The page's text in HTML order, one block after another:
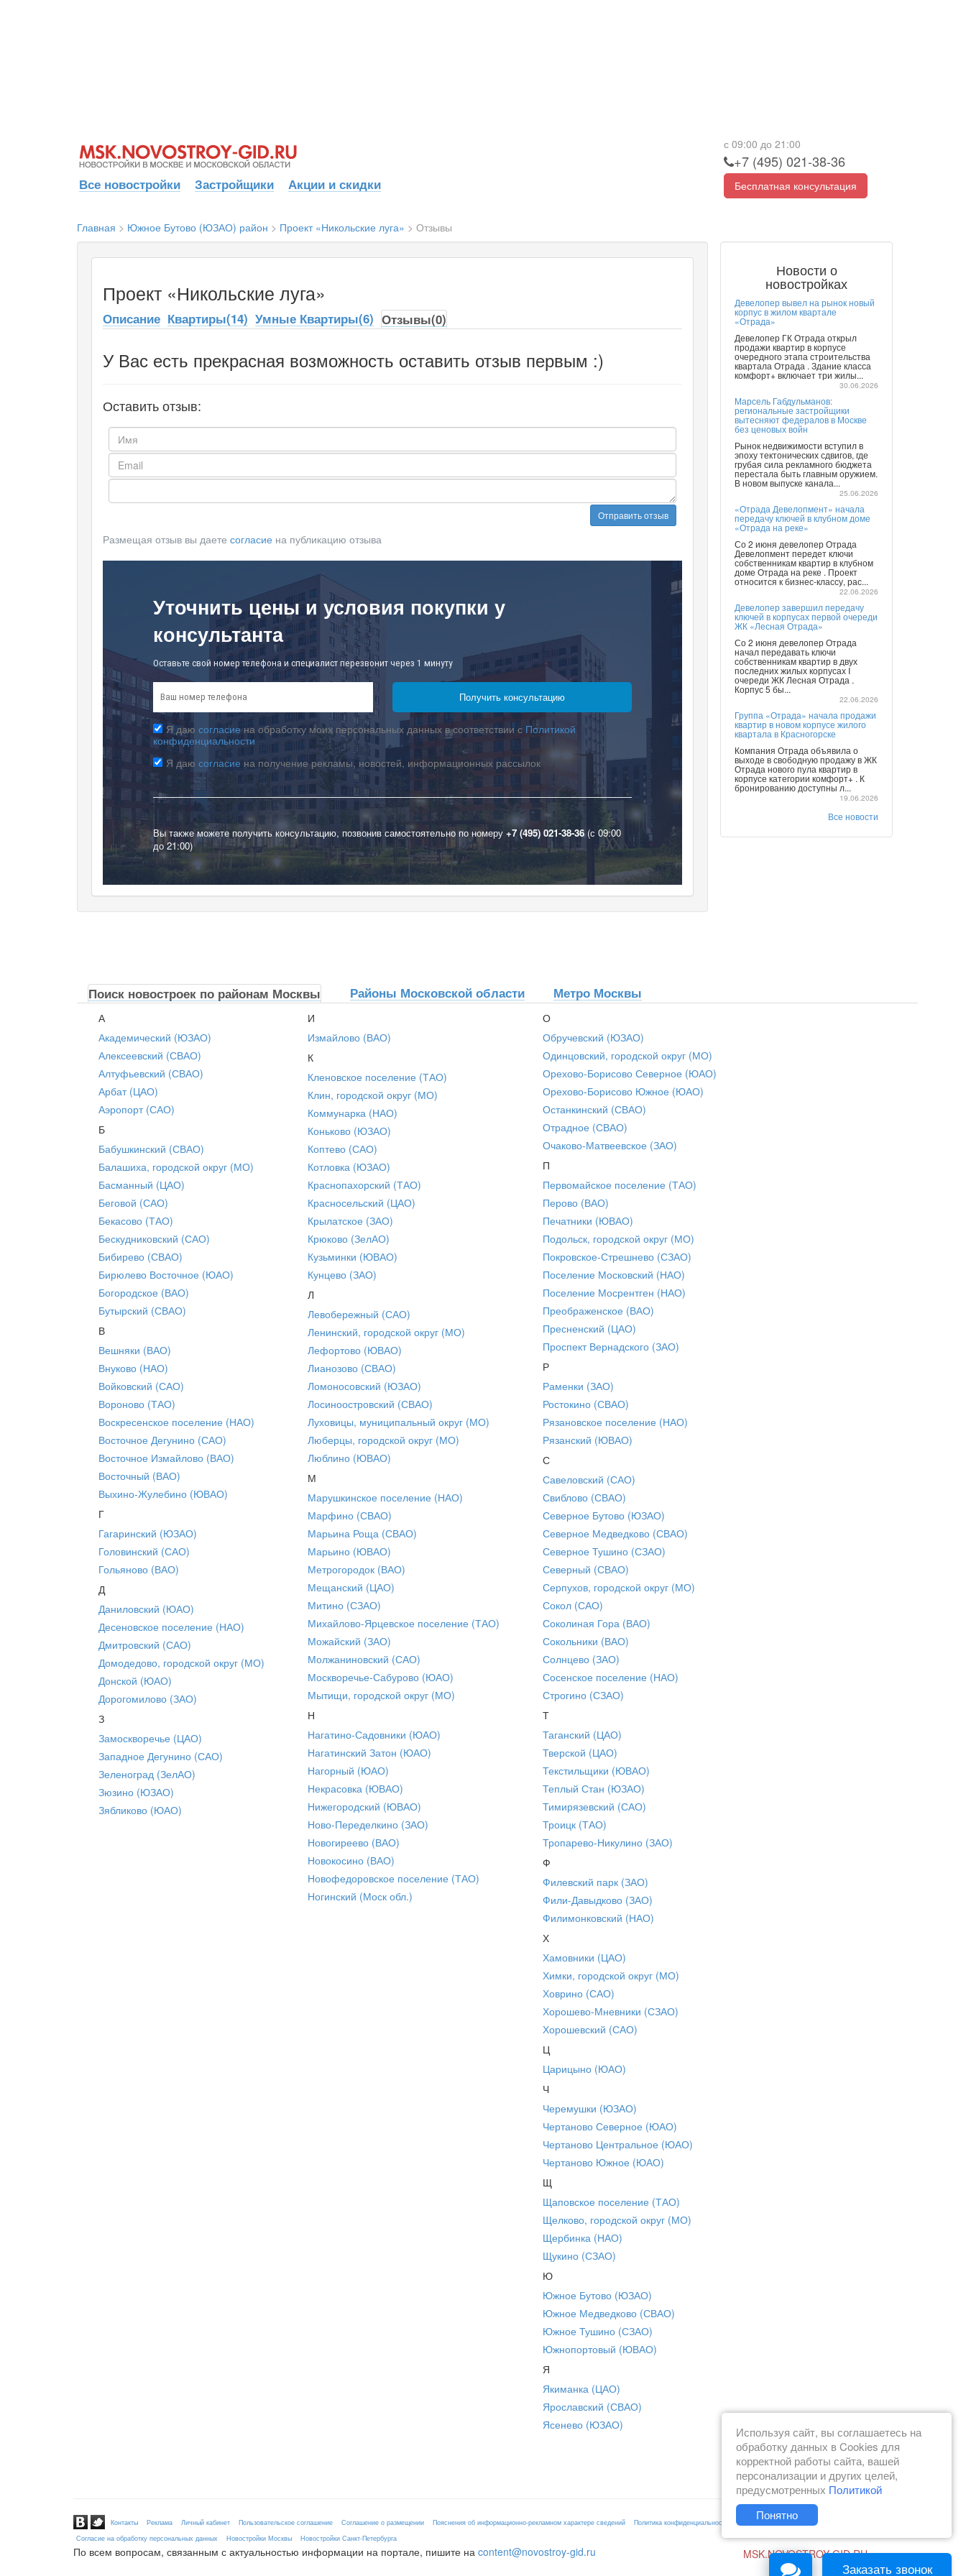
Используя сайт, вы соглашаетесь на
обработку данных в Cookies для
корректной работы сайта, вашей
персонализации и других целей,
предусмотренных Политикой
Понятно
Все новостройки Застройщики Акции и скидки
с 09:00 до 21:00
+7 (495) 021-38-36
Бесплатная консультация
Главная > Южное Бутово (ЮЗАО) район > Проект «Никольские луга» > Отзывы
Проект «Никольские луга»
Описание Квартиры(14) Умные Квартиры(6) Отзывы(0)
У Вас есть прекрасная возможность оставить отзыв первым :)
Оставить отзыв:
Отправить отзыв
Размещая отзыв вы даете согласие на публикацию отзыва
Уточнить цены и условия покупки у
консультанта
Оставьте свой номер телефона и специалист перезвонит через 1 минуту
Я даю согласие на обработку моих персональных данных в соответствии с Политикой
конфиденциальности
Я даю согласие на получение рекламы, новостей, информационных рассылок
Вы также можете получить консультацию, позвонив самостоятельно по номеру +7 (495) 021-38-36 (с 09:00
до 21:00)
Новости о
новостройках
Девелопер вывел на рынок новый
корпус в жилом квартале
«Отрада»
Девелопер ГК Отрада открыл
продажи квартир в корпусе
очередного этапа строительства
квартала Отрада . Здание класса
комфорт+ включает три жилы...
30.06.2026
Марсель Габдульманов:
региональные застройщики
вытесняют федералов в Москве
без ценовых войн
Рынок недвижимости вступил в
эпоху тектонических сдвигов, где
грубая сила рекламного бюджета
перестала быть главным оружием.
В новом выпуске канала...
25.06.2026
«Отрада Девелопмент» начала
передачу ключей в клубном доме
«Отрада на реке»
Со 2 июня девелопер Отрада
Девелопмент передет ключи
собственникам квартир в клубном
доме Отрада на реке . Проект
относится к бизнес-классу, рас...
22.06.2026
Девелопер завершил передачу
ключей в корпусах первой очереди
ЖК «Лесная Отрада»
Со 2 июня девелопер Отрада
начал передавать ключи
собственникам квартир в двух
последних жилых корпусах I
очереди ЖК Лесная Отрада .
Корпус 5 бы...
22.06.2026
Группа «Отрада» начала продажи
квартир в новом корпусе жилого
квартала в Красногорске
Компания Отрада объявила о
выходе в свободную продажу в ЖК
Отрада нового пула квартир в
корпусе категории комфорт+ . К
бронированию доступны л...
19.06.2026
Все новости
Поиск новостроек по районам Москвы Районы Московской области Метро Москвы
А
Академический (ЮЗАО)
Алексеевский (СВАО)
Алтуфьевский (СВАО)
Арбат (ЦАО)
Аэропорт (САО)
Б
Бабушкинский (СВАО)
Балашиха, городской округ (МО)
Басманный (ЦАО)
Беговой (САО)
Бекасово (ТАО)
Бескудниковский (САО)
Бибирево (СВАО)
Бирюлево Восточное (ЮАО)
Богородское (ВАО)
Бутырский (СВАО)
В
Вешняки (ВАО)
Внуково (НАО)
Войковский (САО)
Вороново (ТАО)
Воскресенское поселение (НАО)
Восточное Дегунино (САО)
Восточное Измайлово (ВАО)
Восточный (ВАО)
Выхино-Жулебино (ЮВАО)
Г
Гагаринский (ЮЗАО)
Головинский (САО)
Гольяново (ВАО)
Д
Даниловский (ЮАО)
Десеновское поселение (НАО)
Дмитровский (САО)
Домодедово, городской округ (МО)
Донской (ЮАО)
Дорогомилово (ЗАО)
З
Замоскворечье (ЦАО)
Западное Дегунино (САО)
Зеленоград (ЗелАО)
Зюзино (ЮЗАО)
Зябликово (ЮАО)
И
Измайлово (ВАО)
К
Кленовское поселение (ТАО)
Клин, городской округ (МО)
Коммунарка (НАО)
Коньково (ЮЗАО)
Коптево (САО)
Котловка (ЮЗАО)
Краснопахорский (ТАО)
Красносельский (ЦАО)
Крылатское (ЗАО)
Крюково (ЗелАО)
Кузьминки (ЮВАО)
Кунцево (ЗАО)
Л
Левобережный (САО)
Ленинский, городской округ (МО)
Лефортово (ЮВАО)
Лианозово (СВАО)
Ломоносовский (ЮЗАО)
Лосиноостровский (СВАО)
Луховицы, муниципальный округ (МО)
Люберцы, городской округ (МО)
Люблино (ЮВАО)
М
Марушкинское поселение (НАО)
Марфино (СВАО)
Марьина Роща (СВАО)
Марьино (ЮВАО)
Метрогородок (ВАО)
Мещанский (ЦАО)
Митино (СЗАО)
Михайлово-Ярцевское поселение (ТАО)
Можайский (ЗАО)
Молжаниновский (САО)
Москворечье-Сабурово (ЮАО)
Мытищи, городской округ (МО)
Н
Нагатино-Садовники (ЮАО)
Нагатинский Затон (ЮАО)
Нагорный (ЮАО)
Некрасовка (ЮВАО)
Нижегородский (ЮВАО)
Ново-Переделкино (ЗАО)
Новогиреево (ВАО)
Новокосино (ВАО)
Новофедоровское поселение (ТАО)
Ногинский (Моск обл.)
О
Обручевский (ЮЗАО)
Одинцовский, городской округ (МО)
Орехово-Борисово Северное (ЮАО)
Орехово-Борисово Южное (ЮАО)
Останкинский (СВАО)
Отрадное (СВАО)
Очаково-Матвеевское (ЗАО)
П
Первомайское поселение (ТАО)
Перово (ВАО)
Печатники (ЮВАО)
Подольск, городской округ (МО)
Покровское-Стрешнево (СЗАО)
Поселение Московский (НАО)
Поселение Мосрентген (НАО)
Преображенское (ВАО)
Пресненский (ЦАО)
Проспект Вернадского (ЗАО)
Р
Раменки (ЗАО)
Ростокино (СВАО)
Рязановское поселение (НАО)
Рязанский (ЮВАО)
С
Савеловский (САО)
Свиблово (СВАО)
Северное Бутово (ЮЗАО)
Северное Медведково (СВАО)
Северное Тушино (СЗАО)
Северный (СВАО)
Серпухов, городской округ (МО)
Сокол (САО)
Соколиная Гора (ВАО)
Сокольники (ВАО)
Солнцево (ЗАО)
Сосенское поселение (НАО)
Строгино (СЗАО)
Т
Таганский (ЦАО)
Тверской (ЦАО)
Текстильщики (ЮВАО)
Теплый Стан (ЮЗАО)
Тимирязевский (САО)
Троицк (ТАО)
Тропарево-Никулино (ЗАО)
Ф
Филевский парк (ЗАО)
Фили-Давыдково (ЗАО)
Филимонковский (НАО)
Х
Хамовники (ЦАО)
Химки, городской округ (МО)
Ховрино (САО)
Хорошево-Мневники (СЗАО)
Хорошевский (САО)
Ц
Царицыно (ЮАО)
Ч
Черемушки (ЮЗАО)
Чертаново Северное (ЮАО)
Чертаново Центральное (ЮАО)
Чертаново Южное (ЮАО)
Щ
Щаповское поселение (ТАО)
Щелково, городской округ (МО)
Щербинка (НАО)
Щукино (СЗАО)
Ю
Южное Бутово (ЮЗАО)
Южное Медведково (СВАО)
Южное Тушино (СЗАО)
Южнопортовый (ЮВАО)
Я
Якиманка (ЦАО)
Ярославский (СВАО)
Ясенево (ЮЗАО)
Контакты Реклама Личный кабинет Пользовательское соглашение Соглашение о размещении Пояснения об информационно-рекламном характере сведений Политика конфиденциальности
Согласие на получение рекламы
Согласие на обработку персональных данных
Новостройки Москвы Новостройки Санкт-Петербурга
MSK.NOVOSTROY-GID.RU
По всем вопросам, связанным с актуальностью информации на портале, пишите на content@novostroy-gid.ru
Заказать звонок